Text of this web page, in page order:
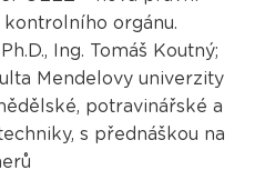
orgánu.
Ing. Tomáš Koutný;
Mendelovy univerzity
potravinářské a
s přednáškou na